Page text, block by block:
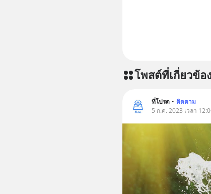
โพสต์ที่เกี่ยวข้อง
ที่โปรด • ติดตาม
5 ก.ค. 2023 เวลา